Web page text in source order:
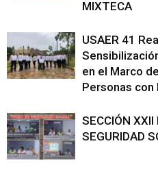
MIXTECA
USAER 41
en el Marco
Personas con
SECCIÓN XXII
SEGURIDAD